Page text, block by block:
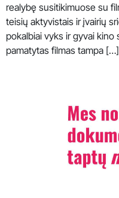
realybę susitikimuose su
teisių aktyvistais ir įvairių
pokalbiai vyks ir gyvai kino
pamatytas filmas tampa […]